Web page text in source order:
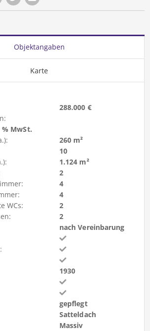
Objektangaben
Karte
288.000 €
MwSt.
260 m²
10
1.124 m²
2
4
4
WCs:
2
2
nach Vereinbarung
1930
gepflegt
Satteldach
Massiv